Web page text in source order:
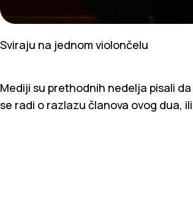
Sviraju na jednom violončelu
Mediji su prethodnih nedelja pisali
se radi o razlazu članova ovog dua,